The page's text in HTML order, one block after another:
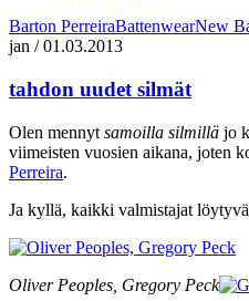
Barton PerreiraBattenwearNew
jan /01.03.2013
tahdon uudet silmät
Olen mennyt samoilla silmillä jo
viimeisten vuosien aikana, joten
Perreira.
Ja kyllä, kaikki valmistajat
Oliver Peoples, Gregory Peck